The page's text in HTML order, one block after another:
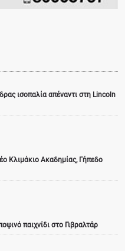
ισοπαλία απέναντι στη Lincoln
Κλιμάκιο Ακαδημίας, Γήπεδο
παιχνίδι στο Γιβραλτάρ